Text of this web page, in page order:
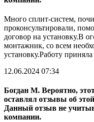
Много сплит-систем,
проконсультировали,
договор на установку.В
монтажник, со всем
установку.Работу приняла
12.06.2024 07:34
Богдан М. Вероятно,
оставлял отзывы об
Данный отзыв не
компании.